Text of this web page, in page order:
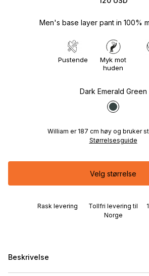
Men's base layer pant in 100%
Pustende
Myk mot
huden
Dark Emerald Green
William er 187 cm høy og bruker
Størrelsesguide
Velg størrelse
Rask levering
Tollfri levering til
Norge
Beskrivelse